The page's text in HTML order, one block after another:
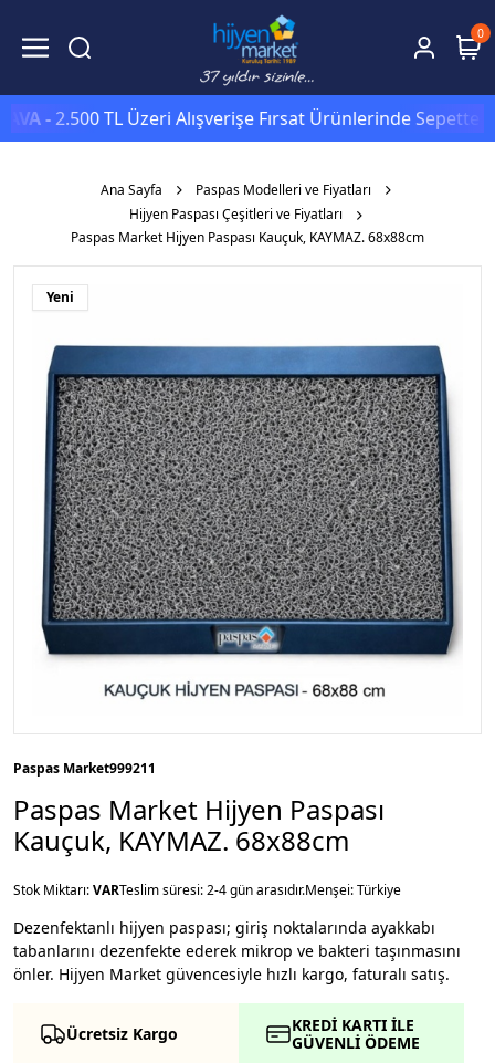
0
2.500 TL Üzeri Alışverişe Fırsat Ürünlerinde SepetteEkstra
Ana Sayfa
Paspas Modelleri ve Fiyatları
Hijyen Paspası Çeşitleri ve Fiyatları
Paspas Market Hijyen Paspası Kauçuk, KAYMAZ. 68x88cm
Yeni
Paspas Market999211
Paspas Market Hijyen Paspası
Kauçuk, KAYMAZ. 68x88cm
Stok Miktarı:VARTeslim süresi: 2-4 gün arasıdır.Menşei: Türkiye
Dezenfektanlı hijyen paspası; giriş noktalarında ayakkabı
tabanlarını dezenfekte ederek mikrop ve bakteri taşınmasını
önler. Hijyen Market güvencesiyle hızlı kargo, faturalı satış.
Ücretsiz Kargo
KREDİ KARTI İLE
GÜVENLİ ÖDEME